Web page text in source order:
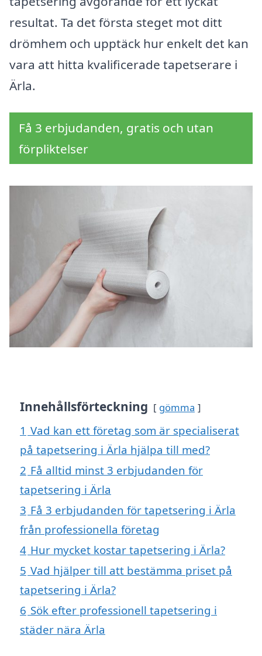
resultat. Ta det första steget mot ditt
drömhem och upptäck hur enkelt det kan
vara att hitta kvalificerade tapetserare i
Ärla.
Få 3 erbjudanden, gratis och utan
förpliktelser
Innehållsförteckning gömma
1 Vad kan ett företag som är specialiserat
på tapetsering i Ärla hjälpa till med?
2 Få alltid minst 3 erbjudanden för
tapetsering i Ärla
3 Få 3 erbjudanden för tapetsering i Ärla
från professionella företag
4 Hur mycket kostar tapetsering i Ärla?
5 Vad hjälper till att bestämma priset på
tapetsering i Ärla?
6 Sök efter professionell tapetsering i
städer nära Ärla